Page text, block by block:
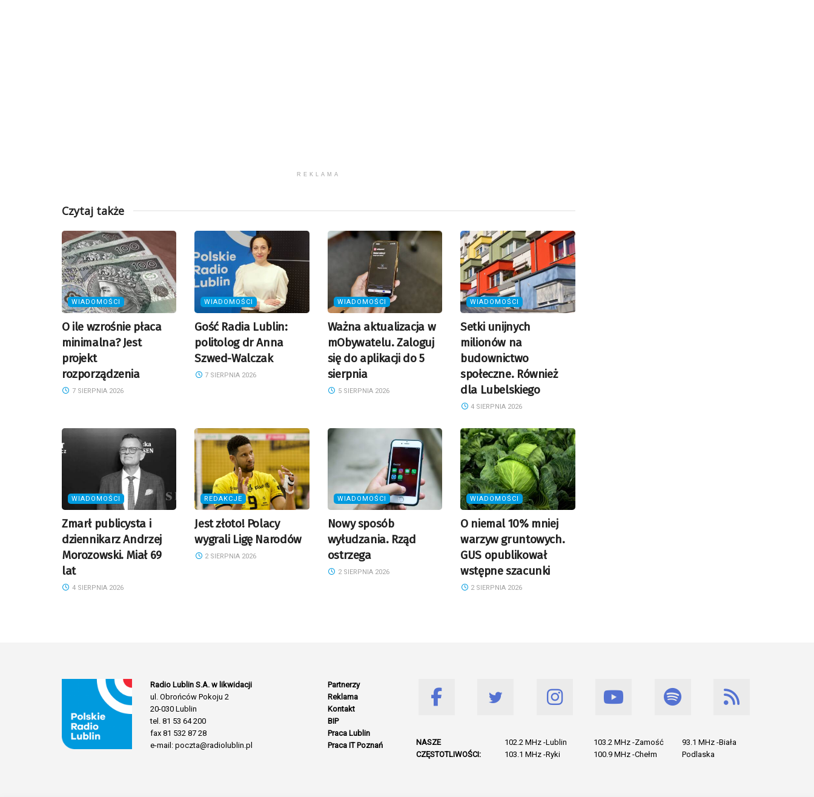
REKLAMA
Czytaj także
WIADOMOŚCI
O ile wzrośnie płaca
minimalna? Jest
projekt
rozporządzenia
7 SIERPNIA 2026
WIADOMOŚCI
Gość Radia Lublin:
politolog dr Anna
Szwed-Walczak
7 SIERPNIA 2026
WIADOMOŚCI
Ważna aktualizacja w
mObywatelu. Zaloguj
się do aplikacji do 5
sierpnia
5 SIERPNIA 2026
WIADOMOŚCI
Setki unijnych
milionów na
budownictwo
społeczne. Również
dla Lubelskiego
4 SIERPNIA 2026
WIADOMOŚCI
Zmarł publicysta i
dziennikarz Andrzej
Morozowski. Miał 69
lat
4 SIERPNIA 2026
REDAKCJE
Jest złoto! Polacy
wygrali Ligę Narodów
2 SIERPNIA 2026
WIADOMOŚCI
Nowy sposób
wyłudzania. Rząd
ostrzega
2 SIERPNIA 2026
WIADOMOŚCI
O niemal 10% mniej
warzyw gruntowych.
GUS opublikował
wstępne szacunki
2 SIERPNIA 2026
Radio Lublin S.A. w likwidacji
ul. Obrońców Pokoju 2
20-030 Lublin
tel. 81 53 64 200
fax 81 532 87 28
e-mail: poczta@radiolublin.pl
Partnerzy
Reklama
Kontakt
BIP
Praca Lublin
Praca IT Poznań
NASZE
CZĘSTOTLIWOŚCI:
102.2 MHz -Lublin
103.1 MHz -Ryki
103.2 MHz -Zamość
100.9 MHz -Chełm
93.1 MHz -Biała
Podlaska